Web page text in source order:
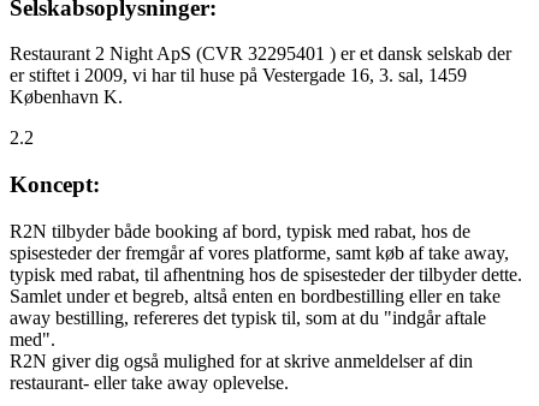
Selskabsoplysninger:
Restaurant 2 Night ApS (CVR 32295401 ) er et dansk selskab der
er stiftet i 2009, vi har til huse på Vestergade 16, 3. sal, 1459
København K.
2.2
Koncept:
R2N tilbyder både booking af bord, typisk med rabat, hos de
spisesteder der fremgår af vores platforme, samt køb af take away,
typisk med rabat, til afhentning hos de spisesteder der tilbyder dette.
Samlet under et begreb, altså enten en bordbestilling eller en take
away bestilling, refereres det typisk til, som at du "indgår aftale
med".
R2N giver dig også mulighed for at skrive anmeldelser af din
restaurant- eller take away oplevelse.